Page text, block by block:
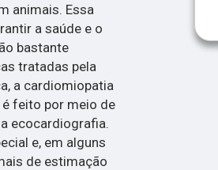
animais. Essa
a saúde e o
bastante
tratadas pela
a cardiomiopatia
feito por meio de
ecocardiografia.
e, em alguns
de estimação